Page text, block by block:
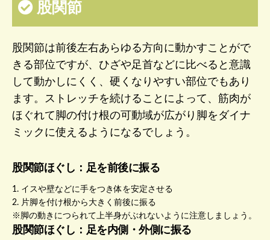
股関節
股関節は前後左右あらゆる方向に動かすことがで
きる部位ですが、ひざや足首などに比べると意識
して動かしにくく、硬くなりやすい部位でもあり
ます。ストレッチを続けることによって、筋肉が
ほぐれて脚の付け根の可動域が広がり脚をダイナ
ミックに使えるようになるでしょう。
股関節ほぐし：足を前後に振る
1. イスや壁などに手をつき体を安定させる
2. 片脚を付け根から大きく前後に振る
※脚の動きにつられて上半身がぶれないように注意しましょう。
股関節ほぐし：足を内側・外側に振る